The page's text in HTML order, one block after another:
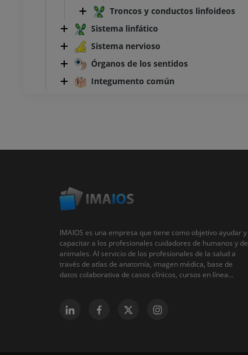
Troncos y conductos linfoideos
Sistema linfático
Sistema nervioso
Órganos de los sentidos
Integumento común
IMAIOS es una empresa que tiene como objetivo ayudar y
capacitar a los profesionales cuidadores de humanos y de
animales. Al servicio de los profesionales de la salud a
través de atlas de anatomía, imagen médica, base de
datos colaborativa de casos clínicos, cursos en línea...